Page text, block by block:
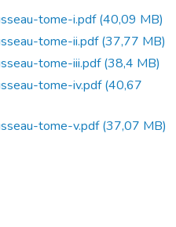
tome-i.pdf(40,09 MB)
tome-ii.pdf(37,77 MB)
tome-iii.pdf(38,4 MB)
tome-iv.pdf(40,67
tome-v.pdf(37,07 MB)